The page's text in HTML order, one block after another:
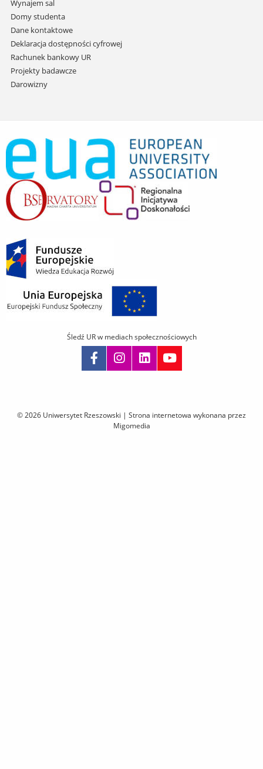
Wynajem sal
Domy studenta
Dane kontaktowe
Deklaracja dostępności cyfrowej
Rachunek bankowy UR
Projekty badawcze
Darowizny
© 2026 Uniwersytet Rzeszowski | Strona internetowa wykonana przez
Migomedia
Śledź UR w mediach społecznościowych
i
przejdź